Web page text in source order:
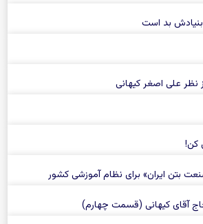
بنیادش بد است
نظر علی اصغر کیهانی
کن!
بتن ایران» برای نظام آموزشی کشور
آقای کیهانی (قسمت چهارم)